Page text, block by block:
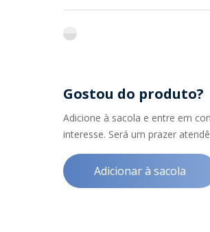
flint
Gostou do produto?
Adicione à sacola e entre em
interesse. Será um prazer
Adicionar à sacola